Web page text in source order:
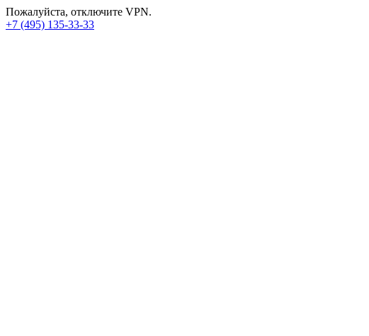
Пожалуйста, отключите VPN.
+7 (495) 135-33-33